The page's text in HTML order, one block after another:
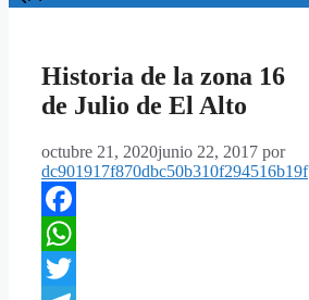
Historia de la zona 16
de Julio de El Alto
octubre 21, 2020junio 22, 2017 por
dc901917f870dbc50b310f294516b19f
Facebook
WhatsApp